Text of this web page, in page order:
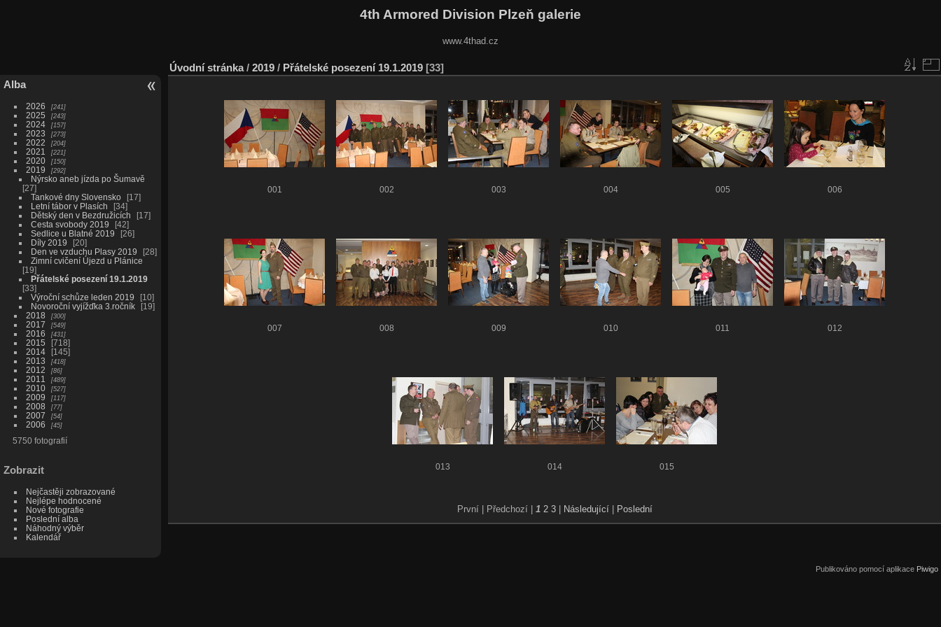
4th Armored Division Plzeň galerie
www.4thad.cz
Alba
2026 241
2025 243
2024 157
2023 273
2022 204
2021 221
2020 150
2019 292
Nýrsko aneb jízda po Šumavě
27
Tankové dny Slovensko
17
Letní tábor v Plasích
34
Dětský den v Bezdružicích
17
Cesta svobody 2019
42
Sedlice u Blatné 2019
26
Díly 2019
20
Den ve vzduchu Plasy 2019
28
Zimní cvičení Újezd u Plánice
19
Přátelské posezení 19.1.2019
33
Výroční schůze leden 2019
10
Novoroční vyjížďka 3.ročník
19
2018
300
2017 549
2016 431
2015
718
2014
145
2013
418
2012 86
2011 489
2010 527
2009 117
2008 77
2007 54
2006 45
5750 fotografií
Zobrazit
Nejčastěji zobrazované
Nejlépe hodnocené
Nové fotografie
Poslední alba
Náhodný výběr
Kalendář
Úvodní stránka/ 2019 / Přátelské posezení 19.1.2019 33
001 002 003 004 005 006
007 008 009 010 011 012
013 014 015
První | Předchozí | 1 2 3 Následující Poslední
Publikováno pomocí aplikace Piwigo